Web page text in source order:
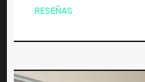
RESEÑAS